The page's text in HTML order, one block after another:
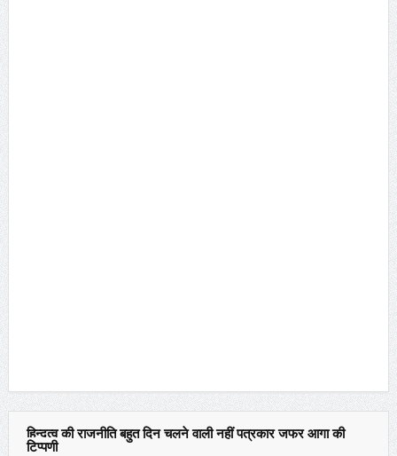
हिन्दुत्व की राजनीति बहुत दिन चलने वाली नहीं पत्रकार जफर आगा की
टिप्पणी